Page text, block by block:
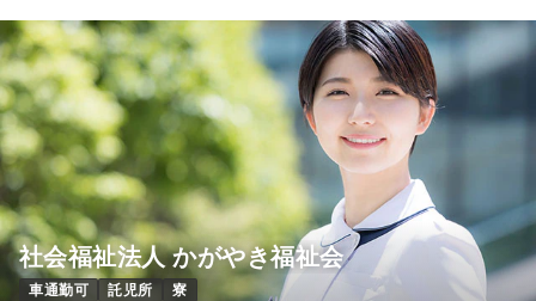
社会福祉法人 かがやき福祉会
車通勤可 託児所 寮